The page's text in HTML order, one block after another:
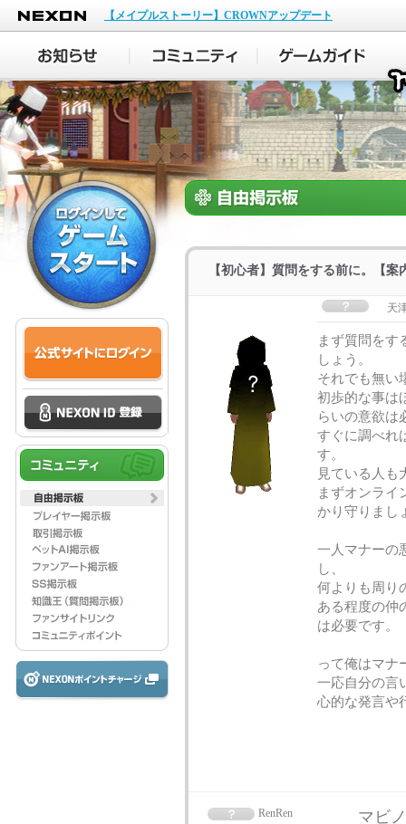
NEXON
【メイプルストーリー】CROWNアップデート
【初心者】質問をする前に。【案
天
まず質問をす
しょう。
それでも無い
初歩的な事は
らいの意欲は
すぐに調べれ
す。
見ている人も
まずオンライ
かり守りまし
一人マナーの
し、
何よりも周り
ある程度の仲
は必要です。
って俺はマナ
一応自分の言
心的な発言や
RenRen
マビ